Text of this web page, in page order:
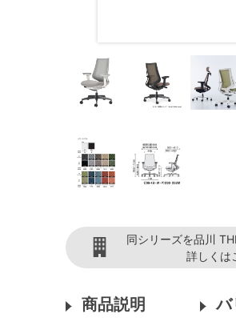
同シリーズを品川
詳しくは
商品説明 バ